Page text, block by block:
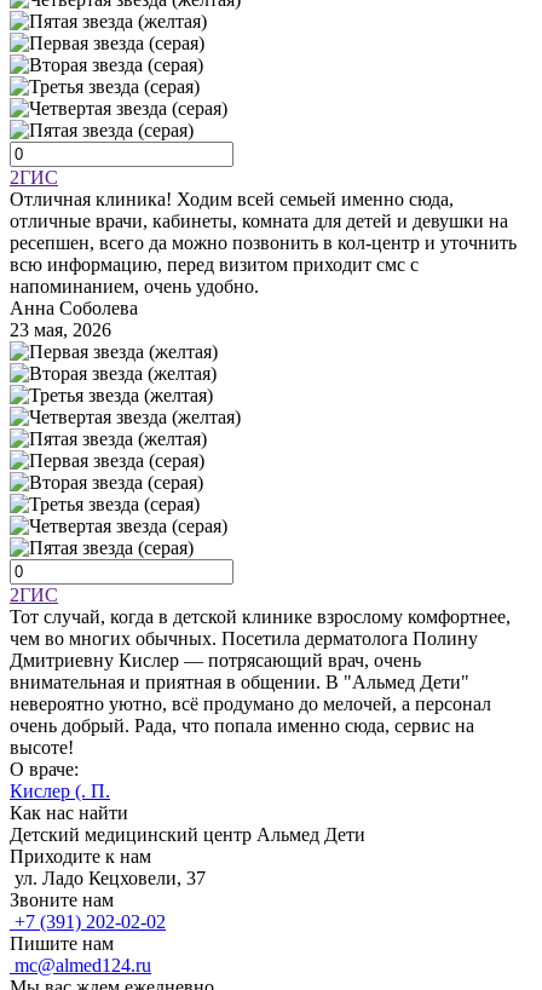
2ГИС
Отличная клиника! Ходим всей семьей именно сюда,
отличные врачи, кабинеты, комната для детей и девушки на
ресепшен, всего да можно позвонить в кол-центр и уточнить
всю информацию, перед визитом приходит смс с
напоминанием, очень удобно.
Анна Соболева
23 мая, 2026
2ГИС
Тот случай, когда в детской клинике взрослому комфортнее,
чем во многих обычных. Посетила дерматолога Полину
Дмитриевну Кислер — потрясающий врач, очень
внимательная и приятная в общении. В "Альмед Дети"
невероятно уютно, всё продумано до мелочей, а персонал
очень добрый. Рада, что попала именно сюда, сервис на
высоте!
О враче:
Кислер (. П.
Как нас найти
Детский медицинский центр Альмед Дети
Приходите к нам
ул. Ладо Кецховели, 37
Звоните нам
+7 (391) 202-02-02
Пишите нам
mc@almed124.ru